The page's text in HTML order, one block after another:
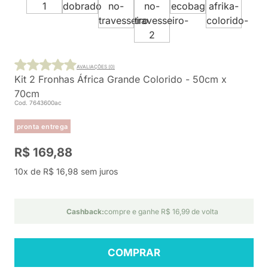
Kit 2 Fronhas África Grande Colorido - 50cm x
70cm
Cod. 7643600ac
pronta entrega
AVALIAÇÕES (0)
R$ 169,88
10x de R$ 16,98 sem juros
Cashback:compre e ganhe R$ 16,99 de volta
COMPRAR